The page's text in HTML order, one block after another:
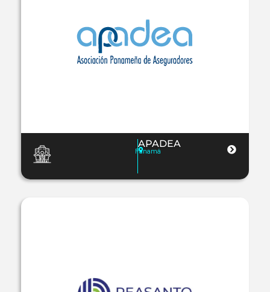
APADEA
Panamá